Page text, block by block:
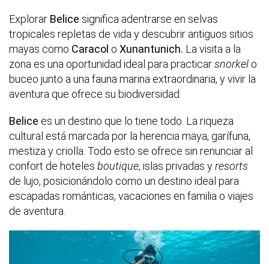
Explorar Belice significa adentrarse en selvas
tropicales repletas de vida y descubrir antiguos sitios
mayas como Caracol o Xunantunich. La visita a la
zona es una oportunidad ideal para practicarsnorkel o
buceo junto a una fauna marina extraordinaria, y vivir la
aventura que ofrece su biodiversidad.
Belice es un destino que lo tiene todo. La riqueza
cultural está marcada por la herencia maya, garífuna,
mestiza y criolla. Todo esto se ofrece sin renunciar al
confort de hoteles boutique, islas privadas yresorts
de lujo, posicionándolo como un destino ideal para
escapadas románticas, vacaciones en familia o viajes
de aventura.